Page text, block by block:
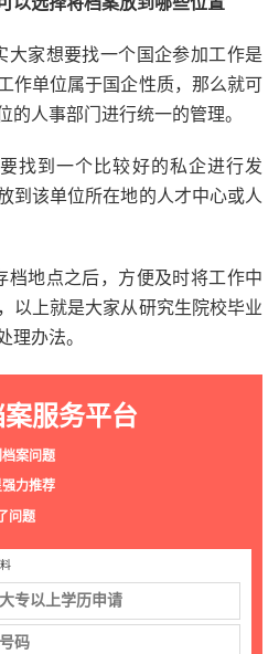
大家想要找一个国企参加工作是
作单位属于国企性质，那么就可
的人事部门进行统一的管理。
找到一个比较好的私企进行发
到该单位所在地的人才中心或人
档地点之后，方便及时将工作中
以上就是大家从研究生院校毕业
理办法。
服务平台
案问题
力推荐
问题